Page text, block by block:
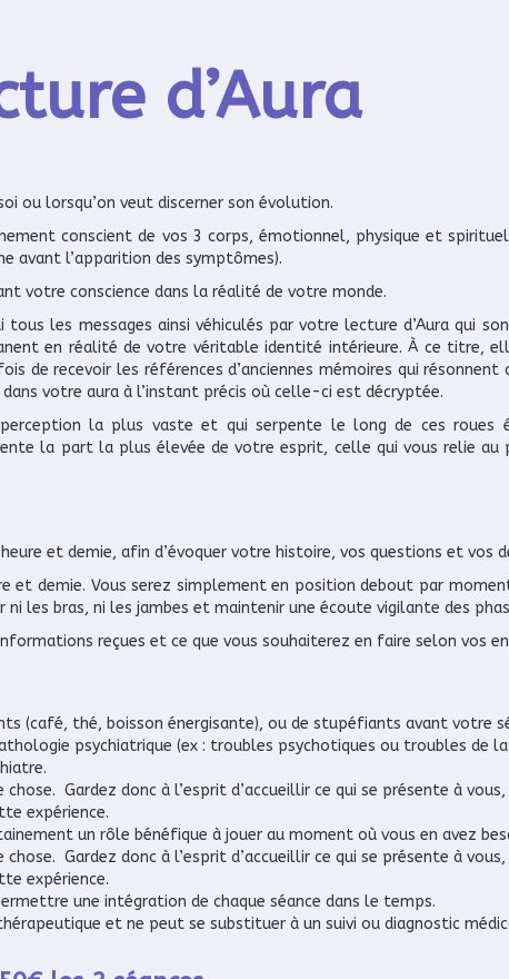
d’Aura
ou lorsqu’on veut discerner son évolution.
conscient de vos 3 corps, émotionnel, physique et
avant l’apparition des symptômes).
votre conscience dans la réalité de votre monde.
les messages ainsi véhiculés par votre lecture d’Aura qui
en réalité de votre véritable identité intérieure. À ce titre,
de recevoir les références d’anciennes mémoires qui
votre aura à l’instant précis où celle-ci est décryptée.
la plus vaste et qui serpente le long de ces roues
la part la plus élevée de votre esprit, celle qui vous relie au
et demie, afin d’évoquer votre histoire, vos questions et vos
et demie. Vous serez simplement en position debout par
les bras, ni les jambes et maintenir une écoute vigilante des
reçues et ce que vous souhaiterez en faire selon vos
(café, thé, boisson énergisante), ou de stupéfiants avant votre
psychiatrique (ex : troubles psychotiques ou troubles de
Gardez donc à l’esprit d’accueillir ce qui se présente à
expérience.
un rôle bénéfique à jouer au moment où vous en avez
Gardez donc à l’esprit d’accueillir ce qui se présente à
expérience.
une intégration de chaque séance dans le temps.
et ne peut se substituer à un suivi ou diagnostic